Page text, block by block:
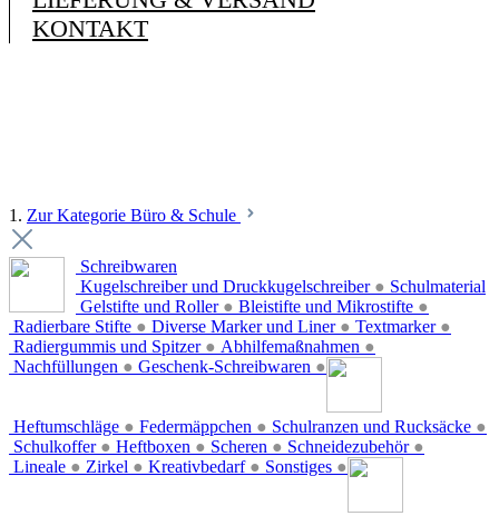
KONTAKT
1. Zur Kategorie Büro & Schule
Schreibwaren
Kugelschreiber und Druckkugelschreiber ●
Gelstifte und Roller ● Bleistifte und Mikrostifte ●
Radierbare Stifte ● Diverse Marker und Liner ● Textmarker ●
Radiergummis und Spitzer ● Abhilfemaßnahmen ●
Nachfüllungen ● Geschenk-Schreibwaren ●
Schulmaterial
Heftumschläge ● Federmäppchen ● Schulranzen und Rucksäcke ●
Schulkoffer ● Heftboxen ● Scheren ● Schneidezubehör ●
Lineale ● Zirkel ● Kreativbedarf ● Sonstiges ●